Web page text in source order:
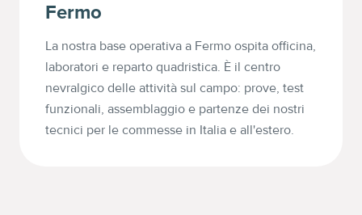
Fermo
La nostra base operativa a Fermo ospita officina,
laboratori e reparto quadristica. È il centro
nevralgico delle attività sul campo: prove, test
funzionali, assemblaggio e partenze dei nostri
tecnici per le commesse in Italia e all'estero.